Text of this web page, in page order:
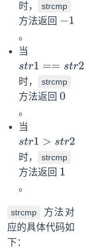
时，
strcmp
方法返回 −1
。
当
str1==str2
时，
strcmp
方法返回0
。
当
str1> str2
时，
strcmp
方法返回 1
。
strcmp
方法对
应的具体代码如
下：